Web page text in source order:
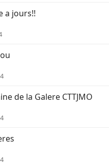
a jours!!
de la Galere CTTJMO